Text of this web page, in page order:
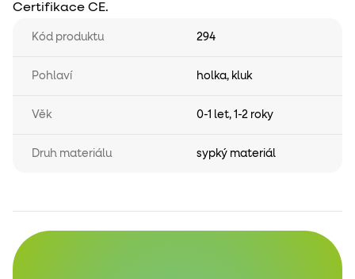
Certifikace CE.
Kód produktu 294
Pohlaví holka, kluk
Věk 0-1 let, 1-2 roky
Druh materiálu sypký materiál